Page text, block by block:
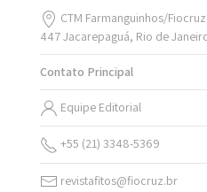
CTM Farmanguinhos/
447 Jacarepaguá, Rio de
Contato Principal
Equipe Editorial
+55 (21) 3348-5369
revistafitos@fiocruz.br